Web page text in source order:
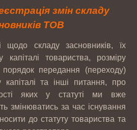
змін складу
ТОВ
щодо складу засновників, їх
капіталі товариства, розміру
порядок передання (переходу)
капіталі та інші питання, про
яких у статуті ми вже
змінюватись за час існування
до статуту товариства та